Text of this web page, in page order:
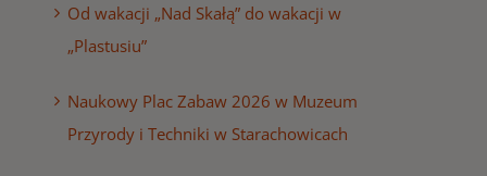
Od wakacji „Nad Skałą” do wakacji w
„Plastusiu”
Naukowy Plac Zabaw 2026 w Muzeum
Przyrody i Techniki w Starachowicach